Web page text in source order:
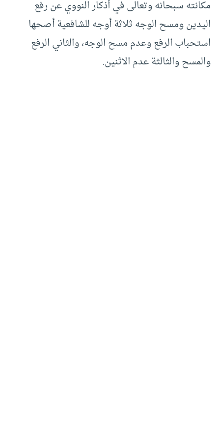
مكانته سبحانه وتعالى في أذكار النووي عن رفع
اليدين ومسح الوجه ثلاثة أوجه للشافعية أصحها
استحباب الرفع وعدم مسح الوجه، والثاني الرفع
والمسح والثالثة عدم الاثنين.